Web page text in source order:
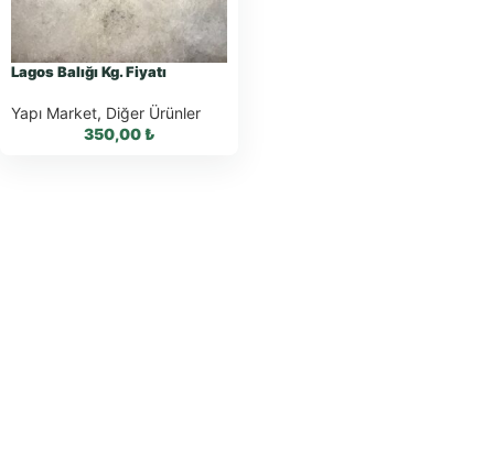
Lagos Balığı Kg. Fiyatı
Yapı Market, Diğer Ürünler
350,00₺